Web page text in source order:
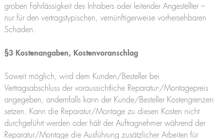
groben Fahrlässigkeit des Inhabers oder leitender Angestellter –
nur für den vertragstypischen, vernünftigerweise vorhersehbaren
Schaden.
§3 Kostenangaben, Kostenvoranschlag
Soweit möglich, wird dem Kunden/Besteller bei
Vertragsabschluss der voraussichtliche Reparatur-/Montagepreis
angegeben, andernfalls kann der Kunde/Besteller Kostengrenzen
setzen. Kann die Reparatur/Montage zu diesen Kosten nicht
durchgeführt werden oder hält der Auftragnehmer während der
Reparatur/Montage die Ausführung zusätzlicher Arbeiten für